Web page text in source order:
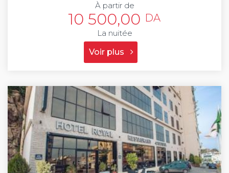
À partir de
10 500,00 DA
La nuitée
Voir plus